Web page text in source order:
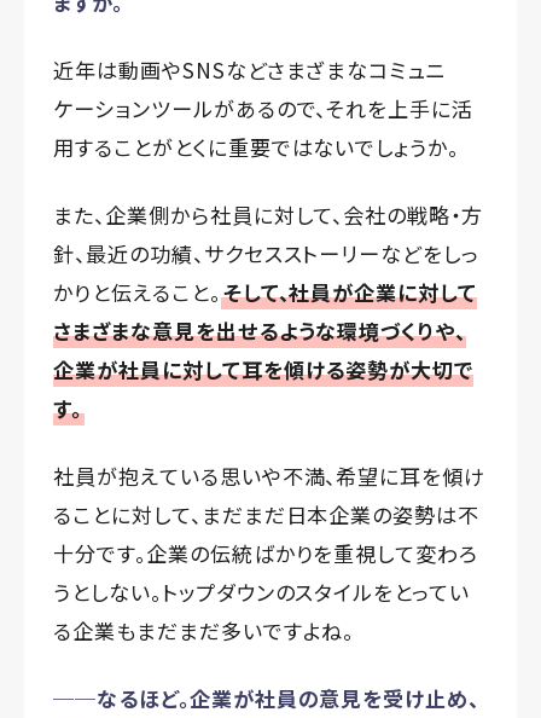
近年は動画やSNSなどさまざまなコミュニ
ケーションツールがあるので、それを上手に活
用することがとくに重要ではないでしょうか。
また、企業側から社員に対して、会社の戦略・方
針、最近の功績、サクセスストーリーなどをしっ
かりと伝えること。そして、社員が企業に対して
さまざまな意見を出せるような環境づくりや、
企業が社員に対して耳を傾ける姿勢が大切で
す。
社員が抱えている思いや不満、希望に耳を傾け
ることに対して、まだまだ日本企業の姿勢は不
十分です。企業の伝統ばかりを重視して変わろ
うとしない。トップダウンのスタイルをとってい
る企業もまだまだ多いですよね。
──なるほど。企業が社員の意見を受け止め、